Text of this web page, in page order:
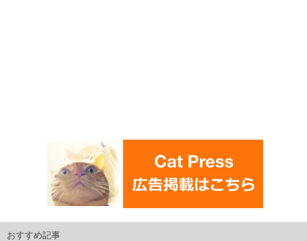
おすすめ記事